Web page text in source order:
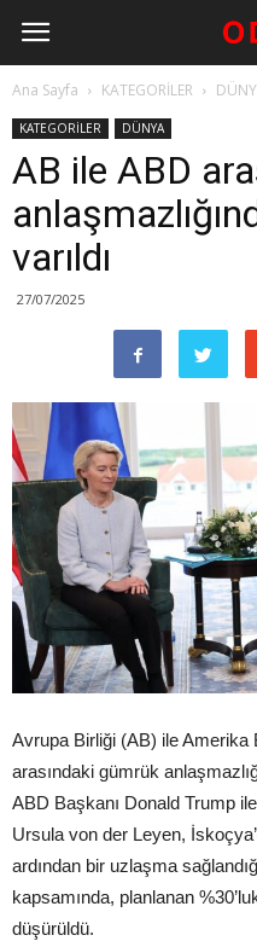
Ana Sayfa KATEGORİLER
KATEGORİLER DÜNYA
AB ile ABD
varıldı
27/07/2025
Avrupa Birliği (AB) ile Amerika
arasındaki gümrük
ABD Başkanı Donald Trump
Ursula von der Leyen,
ardından bir uzlaşma
kapsamında, planlanan
düşürüldü.